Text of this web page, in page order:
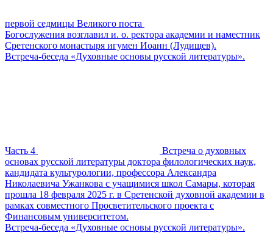
первой седмицы Великого поста
Богослужения возглавил и. о. ректора академии и наместник
Сретенского монастыря игумен Иоанн (Лудищев).
Встреча-беседа «Духовные основы русской литературы».
Часть 4
Встреча о духовных
основах русской литературы доктора филологических наук,
кандидата культурологии, профессора Александра
Николаевича Ужанкова с учащимися школ Самары, которая
прошла 18 февраля 2025 г. в Сретенской духовной академии в
рамках совместного Просветительского проекта с
Финансовым университетом.
Встреча-беседа «Духовные основы русской литературы».